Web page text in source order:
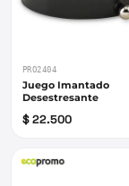
PRO2404
Juego Imantado
Desestresante
$ 22.500